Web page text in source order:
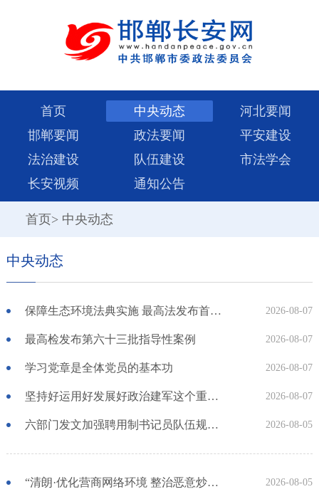
首页 中央动态
河北要闻
邯郸要闻
政法要闻
平安建设
法治建设
队伍建设
市法学会
长安视频
通知公告
首页> 中央动态
中央动态
保障生态环境法典实施 最高法发布首个配套司法解释 2026-08-07
最高检发布第六十三批指导性案例 2026-08-07
学习党章是全体党员的基本功 2026-08-07
坚持好运用好发展好政治建军这个重要法宝 2026-08-07
六部门发文加强聘用制书记员队伍规范管理 2026-08-05
“清朗·优化营商网络环境 整治恶意炒作涉企信息”专项行动公开曝光一批典型案例 2026-08-05